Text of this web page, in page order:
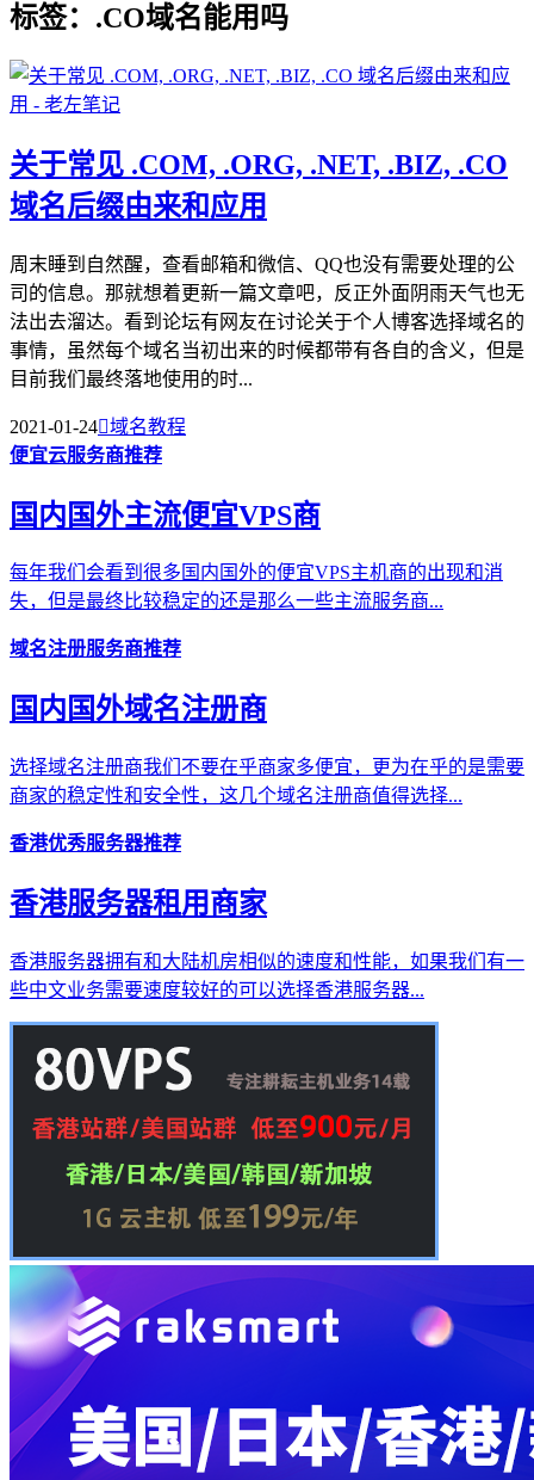
标签：.CO域名能用吗
关于常见 .COM, .ORG, .NET, .BIZ, .CO
域名后缀由来和应用
周末睡到自然醒，查看邮箱和微信、QQ也没有需要处理的公
司的信息。那就想着更新一篇文章吧，反正外面阴雨天气也无
法出去溜达。看到论坛有网友在讨论关于个人博客选择域名的
事情，虽然每个域名当初出来的时候都带有各自的含义，但是
目前我们最终落地使用的时...
2021-01-24域名教程
便宜云服务商推荐
国内国外主流便宜VPS商
每年我们会看到很多国内国外的便宜VPS主机商的出现和消
失，但是最终比较稳定的还是那么一些主流服务商...
域名注册服务商推荐
国内国外域名注册商
选择域名注册商我们不要在乎商家多便宜，更为在乎的是需要
商家的稳定性和安全性，这几个域名注册商值得选择...
香港优秀服务器推荐
香港服务器租用商家
香港服务器拥有和大陆机房相似的速度和性能，如果我们有一
些中文业务需要速度较好的可以选择香港服务器...